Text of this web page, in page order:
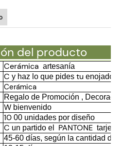
del producto
Cerámica artesanía
C y haz lo que pidestu enojado
Cerámica
Regalo de Promoción ,
W bienvenido
1000 unidades por diseño
C un partido el PANTONE tarjeta
45-60 días, según la cantidad de